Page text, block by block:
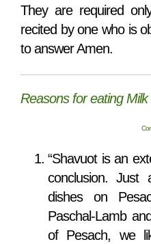
They are required
recited by one who is
to answer Amen.
Reasons for eating
“Shavuot is an
conclusion.
dishes on
Paschal-Lamb
of Pesach, we